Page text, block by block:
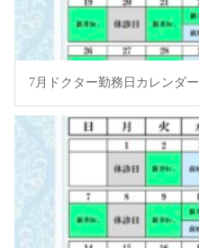
7月ドクター勤務日カレンダー